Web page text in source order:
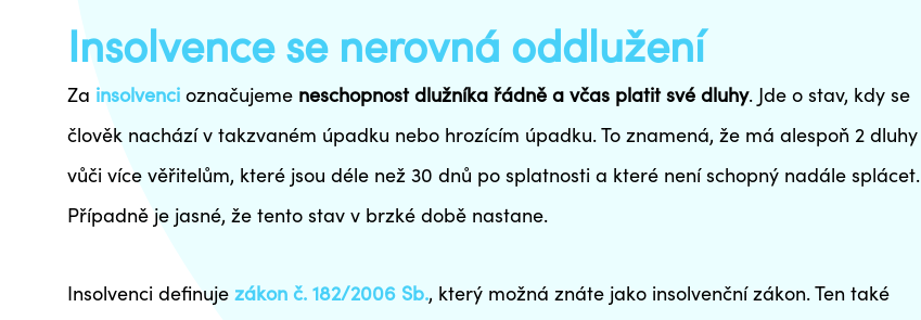
Insolvence se nerovná oddlužení
Za insolvenci označujeme neschopnost dlužníka řádně a včas platit své dluhy. Jde o stav, kdy se
člověk nachází v takzvaném úpadku nebo hrozícím úpadku. To znamená, že má alespoň 2 dluhy
vůči více věřitelům, které jsou déle než 30 dnů po splatnosti a které není schopný nadále splácet.
Případně je jasné, že tento stav v brzké době nastane.
Insolvenci definuje zákon č. 182/2006 Sb., který možná znáte jako insolvenční zákon. Ten také